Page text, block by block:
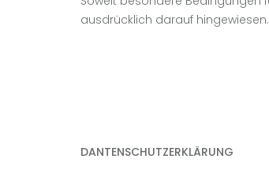
ausdrücklich darauf
DANTENSCHUTZERKLÄRUNG